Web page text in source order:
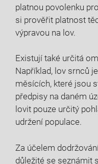
platnou povolenku
si prověřit platnost
výpravou‍ na ⁤lov.
Existují také určitá
Například, lov srnců
měsících,‍ které jsou
předpisy ⁢na⁣ daném
lovit pouze určitý
udržení populace.
Za účelem
důležité se seznámit